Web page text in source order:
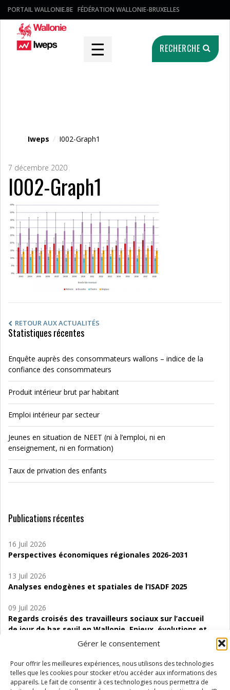
Gérer le consentement
Pour offrir les meilleures expériences, nous utilisons des technologies
telles que les cookies pour stocker et/ou accéder aux informations des
appareils. Le fait de consentir à ces technologies nous permettra de
PORTAIL WALLONIE.BE FÉDÉRATION WALLONIE-BRUXELLES
☰ RECHERCHE
Iweps / I002-Graph1
7 décembre 2020
I002-Graph1
RETOUR AUX ACTUALITÉS
Statistiques récentes
Enquête auprès des consommateurs wallons – indice de la
confiance des consommateurs
Produit intérieur brut par habitant
Emploi intérieur par secteur
Jeunes en situation de NEET (ni à l’emploi, ni en
enseignement, ni en formation)
Taux de privation des enfants
Publications récentes
16 Juil 2026
Perspectives économiques régionales 2026-2031
13 Juil 2026
Analyses endogènes et spatiales de l’ISADF 2025
09 Juil 2026
Regards croisés des travailleurs sociaux sur l’accueil
de jour de bas seuil en Wallonie. Enjeux, évolutions et
06 Juil 2026
Étude d’évaluabilité des Structures
d’accompagnement à l’autocréation d’emploi (SAACE)